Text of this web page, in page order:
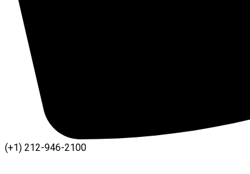
(+1) 212-946-2100